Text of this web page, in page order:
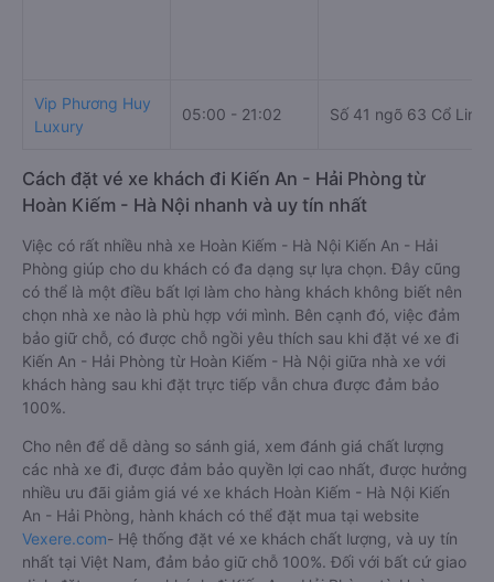
Vip Phương Huy
Luxury
05:00 - 21:02 Số 41 ngõ 63 Cổ Linh
Cách đặt vé xe khách đi Kiến An - Hải Phòng từ
Hoàn Kiếm - Hà Nội nhanh và uy tín nhất
Việc có rất nhiều nhà xe Hoàn Kiếm - Hà Nội Kiến An - Hải
Phòng giúp cho du khách có đa dạng sự lựa chọn. Đây cũng
có thể là một điều bất lợi làm cho hàng khách không biết nên
chọn nhà xe nào là phù hợp với mình. Bên cạnh đó, việc đảm
bảo giữ chỗ, có được chỗ ngồi yêu thích sau khi đặt vé xe đi
Kiến An - Hải Phòng từ Hoàn Kiếm - Hà Nội giữa nhà xe với
khách hàng sau khi đặt trực tiếp vẫn chưa được đảm bảo
100%.
Cho nên để dễ dàng so sánh giá, xem đánh giá chất lượng
các nhà xe đi, được đảm bảo quyền lợi cao nhất, được hưởng
nhiều ưu đãi giảm giá vé xe khách Hoàn Kiếm - Hà Nội Kiến
An - Hải Phòng, hành khách có thể đặt mua tại website
Vexere.com- Hệ thống đặt vé xe khách chất lượng, và uy tín
nhất tại Việt Nam, đảm bảo giữ chỗ 100%. Đối với bất cứ giao